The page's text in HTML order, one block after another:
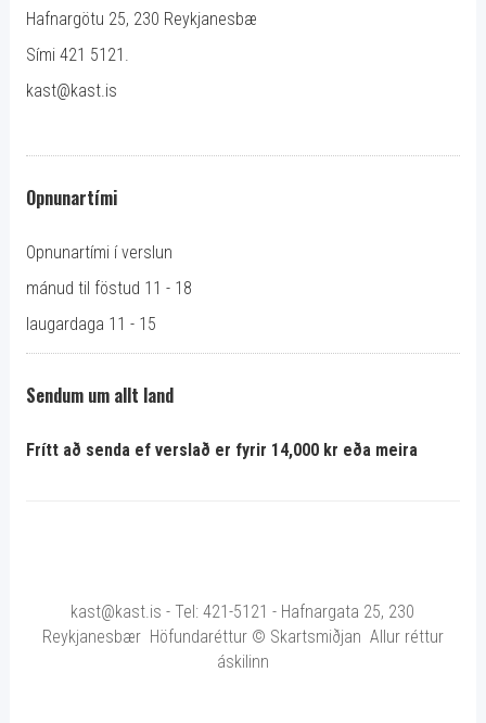
Hafnargötu 25, 230 Reykjanesbæ
Sími 421 5121.
kast@kast.is
Opnunartími
Opnunartími í verslun
mánud til föstud 11 - 18
laugardaga 11 - 15
Sendum um allt land
Frítt að senda ef verslað er fyrir 14,000 kr eða meira
kast@kast.is - Tel: 421-5121 - Hafnargata 25, 230
Reykjanesbær Höfundaréttur © Skartsmiðjan Allur réttur
áskilinn